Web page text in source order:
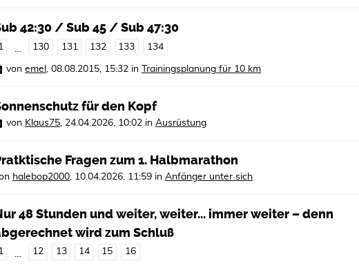
42:30 / Sub 45 / Sub 47:30
1 … 130 131 132 133 134
von emel , 08.08.2015, 15:32 in Trainingsplanung für 10 km
für den Kopf
von Klaus75, 24.04.2026, 10:02 in Ausrüstung
Fragen zum 1. Halbmarathon
halebop2000, 10.04.2026, 11:59 in Anfänger unter sich
48 Stunden und weiter, weiter... immer weiter – denn
wird zum Schluß
12 13 14 15 16